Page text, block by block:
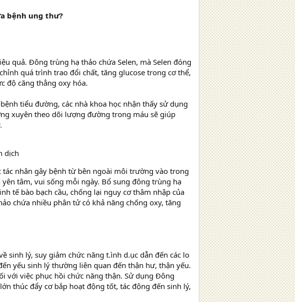
bệnh ung thư?
quả. Đông trùng hạ thảo chứa Selen, mà Selen đóng
quá trình trao đổi chất, tăng glucose trong cơ thể,
độ căng thẳng oxy hóa.
tiểu đường, các nhà khoa học nhận thấy sử dụng
xuyên theo dõi lượng đường trong máu sẽ giúp
dịch
nhân gây bệnh từ bên ngoài môi trường vào trong
tâm, vui sống mỗi ngày. Bổ sung đông trùng hạ
tế bào bạch cầu, chống lại nguy cơ thâm nhập của
chứa nhiều phân tử có khả năng chống oxy, tăng
sinh lý, suy giảm chức năng t.ình d.ục dẫn đến các lo
yếu sinh lý thường liên quan đến thận hư, thận yếu.
với việc phục hồi chức năng thận. Sử dụng Đông
thúc đẩy cơ bắp hoạt động tốt, tác động đến sinh lý,